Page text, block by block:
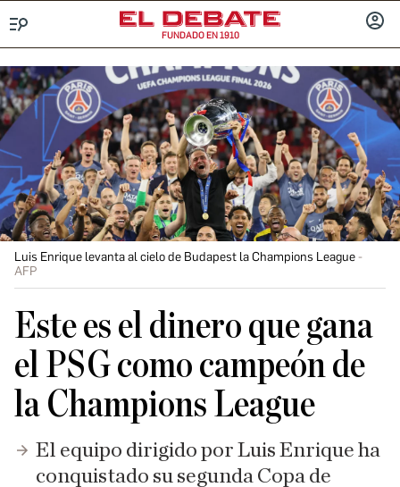
FUNDADO EN 1910
Luis Enrique levanta al cielo de Budapest la Champions League
AFP
Este es el dinero que gana
el PSG como campeón de
la Champions League
El equipo dirigido por Luis Enrique ha
conquistado su segunda Copa de